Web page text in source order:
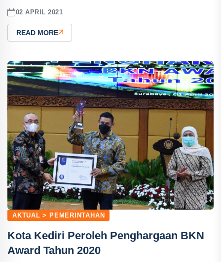
02 APRIL 2021
READ MORE
AKTUAL > PEMERINTAHAN
Kota Kediri Peroleh Penghargaan BKN
Award Tahun 2020